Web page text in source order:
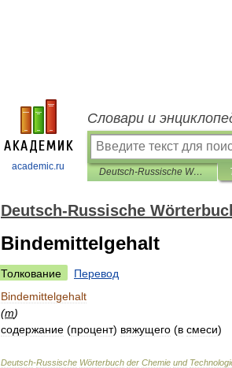
academic.ru
Словари и
Deutsch-Russische Wörterbuch der Chemie und Technologie der Silikate
Deutsch-Russische
Bindemittelgehalt
Толкование
Перевод
Bindemittelgehalt
(m)
содержание (процент) вяжущего (в смеси)
Deutsch-Russische Wörterbuch der Chemie und